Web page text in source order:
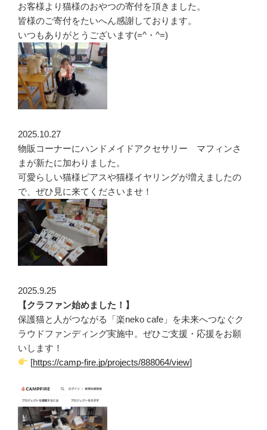
お客様より猫様のおやつの寄付を頂きました。
皆様のご寄付をたいへん感謝しております。
いつもありがとうございます(=^・^=)
2025.10.27
物販コーナーにハンドメイドアクセサリー マフィンさ
まが新たに加わりました。
可愛らしい猫様ピアスや猫様イヤリングが増えましたの
で、ぜひ見に来てくださいませ！
2025.9.25
【クラファン始めました！】
保護猫と人がつながる「楽neko cafe」を未来へつなぐク
ラウドファンディング実施中。ぜひご支援・応援をお願
いします！
[https://camp-fire.jp/projects/888064/view]